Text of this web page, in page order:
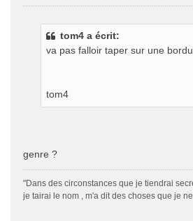
tom4 a écrit:
va pas falloir taper sur une
tom4
genre ?
"Dans des circonstances que je tiendrai
je tairai le nom , m'a dit des choses que je